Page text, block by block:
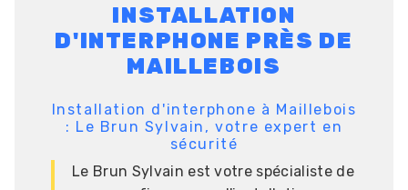
INSTALLATION
D'INTERPHONE PRÈS DE
MAILLEBOIS
Installation d'interphone à Maillebois
: Le Brun Sylvain, votre expert en
sécurité
Le Brun Sylvain est votre spécialiste de